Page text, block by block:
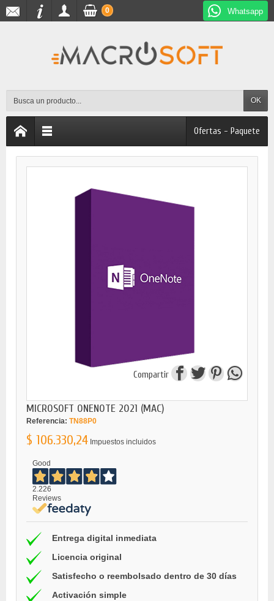
Whatsapp
OK
0
Ofertas - Paquete
Compartir
MICROSOFT ONENOTE 2021 (MAC)
Referencia: TN88P0
$ 106.330,24 Impuestos incluidos
Good
2.226
Reviews
Entrega digital inmediata
Licencia original
Satisfecho o reembolsado dentro de 30 días
Activación simple